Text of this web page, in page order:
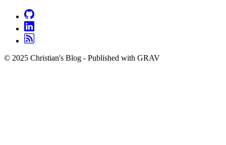
© 2025 Christian's Blog - Published with GRAV